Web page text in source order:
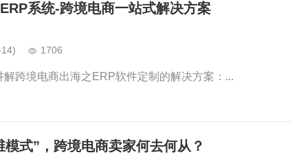
系统-跨境电商一站式解决方案
1706
解跨境电商出海之ERP软件定制的解决方案：...
模式”，跨境电商卖家何去何从？